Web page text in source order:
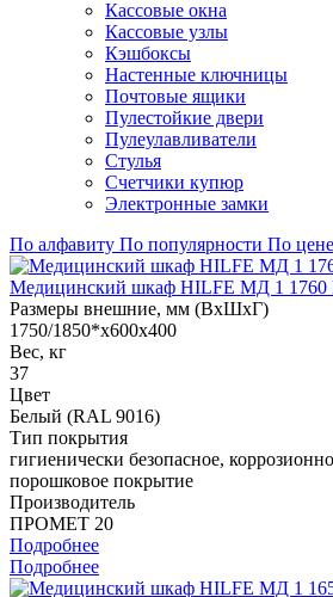
Кассовые окна
Кассовые узлы
Кэшбоксы
Настенные ключницы
Почтовые ящики
Пулестойкие двери
Пулеулавливатели
Стулья
Счетчики купюр
Электронные замки
По алфавиту По популярности По цене
Медицинский шкаф HILFE МД 1 1760
Размеры внешние, мм (ВхШхГ)
1750/1850*x600x400
Вес, кг
37
Цвет
Белый (RAL 9016)
Тип покрытия
гигиенически безопасное,
порошковое покрытие
Производитель
ПРОМЕТ 20
Подробнее
Подробнее